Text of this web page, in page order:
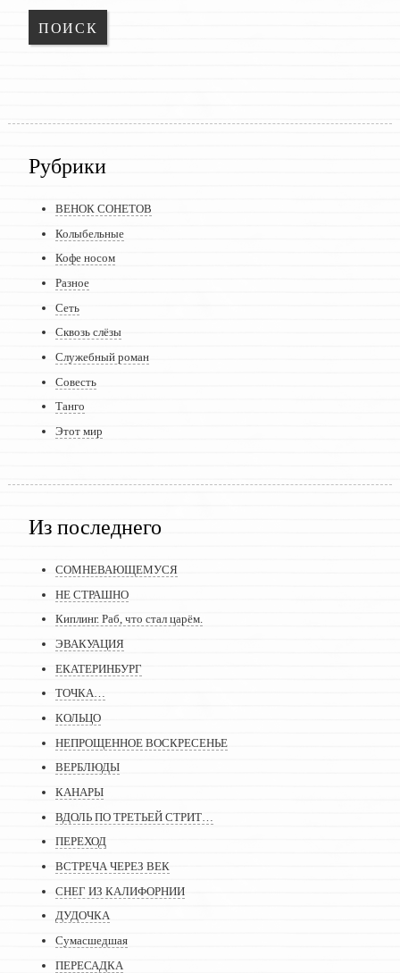
Рубрики
ВЕНОК СОНЕТОВ
Колыбельные
Кофе носом
Разное
Сеть
Сквозь слёзы
Служебный роман
Совесть
Танго
Этот мир
Из последнего
СОМНЕВАЮЩЕМУСЯ
НЕ СТРАШНО
Киплинг. Раб, что стал царём.
ЭВАКУАЦИЯ
ЕКАТЕРИНБУРГ
ТОЧКА…
КОЛЬЦО
НЕПРОЩЕННОЕ ВОСКРЕСЕНЬЕ
ВЕРБЛЮДЫ
КАНАРЫ
ВДОЛЬ ПО ТРЕТЬЕЙ СТРИТ…
ПЕРЕХОД
ВСТРЕЧА ЧЕРЕЗ ВЕК
СНЕГ ИЗ КАЛИФОРНИИ
ДУДОЧКА
Сумасшедшая
ПЕРЕСАДКА